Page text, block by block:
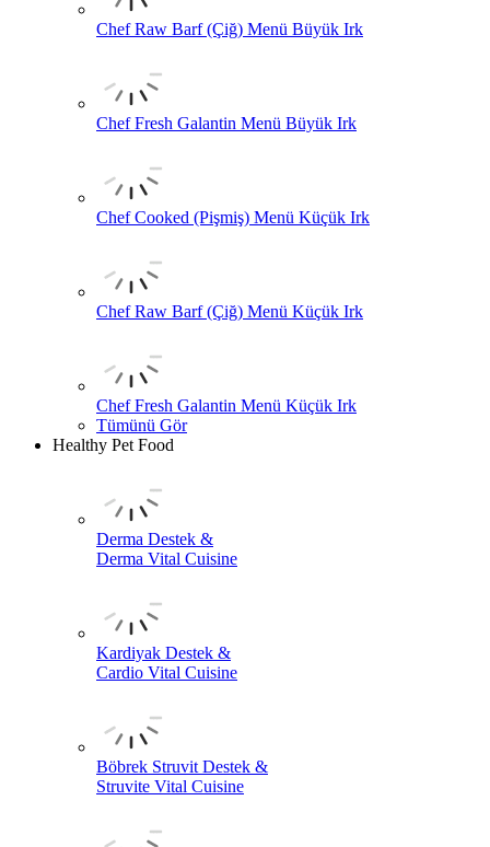
Chef Raw Barf (Çiğ) Menü Büyük Irk
Chef Fresh Galantin Menü Büyük Irk
Chef Cooked (Pişmiş) Menü Küçük Irk
Chef Raw Barf (Çiğ) Menü Küçük Irk
Chef Fresh Galantin Menü Küçük Irk
Tümünü Gör
Healthy Pet Food
Derma Destek &
Derma Vital Cuisine
Kardiyak Destek &
Cardio Vital Cuisine
Böbrek Struvit Destek &
Struvite Vital Cuisine